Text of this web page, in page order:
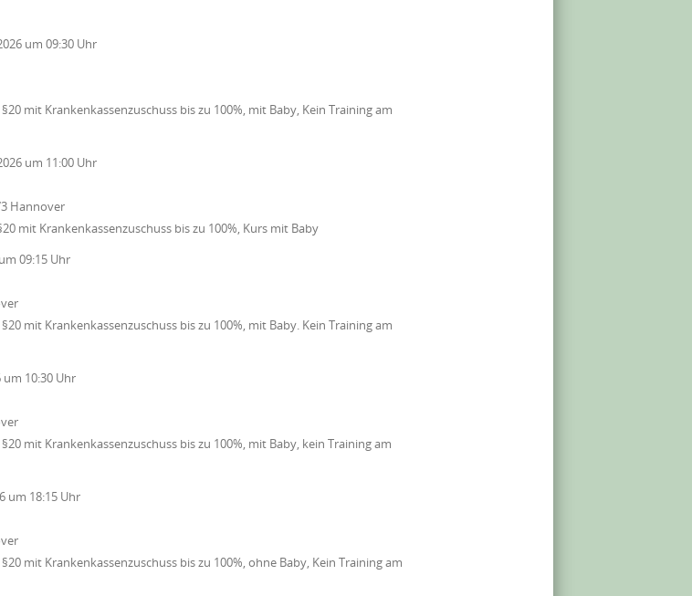
um 09:30 Uhr
mit Krankenkassenzuschuss bis zu 100%, mit Baby, Kein Training am
um 11:00 Uhr
Hannover
mit Krankenkassenzuschuss bis zu 100%, Kurs mit Baby
um 09:15 Uhr
mit Krankenkassenzuschuss bis zu 100%, mit Baby. Kein Training am
um 10:30 Uhr
mit Krankenkassenzuschuss bis zu 100%, mit Baby, kein Training am
um 18:15 Uhr
mit Krankenkassenzuschuss bis zu 100%, ohne Baby, Kein Training am